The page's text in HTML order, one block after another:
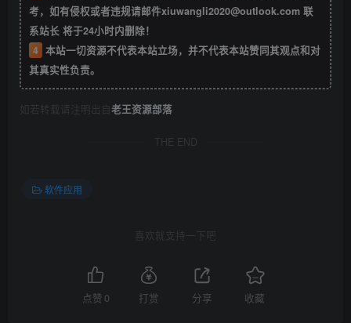
考，如有侵权或者违规请邮件xiuwangli2020@outlook.com 联
系站长 将于24小时内删除！
4 本站一切资源不代表本站立场，并不代表本站赞同其观点和对
其真实性负责。
如若转载请注明出自老王资源部落
THE END
软件应用
喜欢就支持一下吧
点赞 0 打赏 分享 收藏